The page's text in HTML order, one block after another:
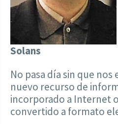
Solans
No pasa día sin que
nuevo recurso de
incorporado a Internet
convertido a formato